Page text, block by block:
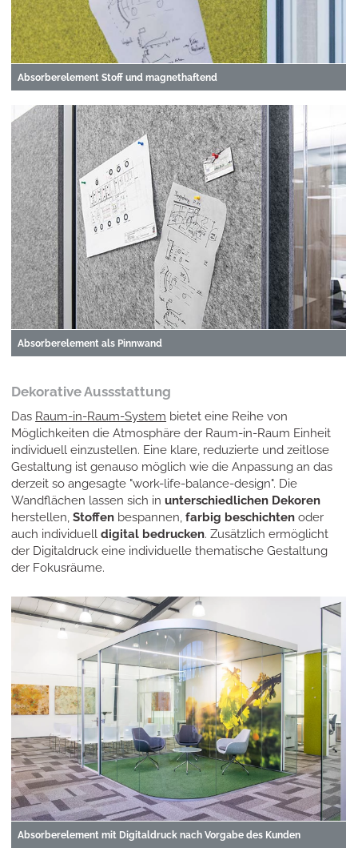
Absorberelement Stoff und magnethaftend
Absorberelement als Pinnwand
Dekorative Aussstattung
Das Raum-in-Raum-System bietet eine Reihe von
Möglichkeiten die Atmosphäre der Raum-in-Raum Einheit
individuell einzustellen. Eine klare, reduzierte und zeitlose
Gestaltung ist genauso möglich wie die Anpassung an das
derzeit so angesagte "work-life-balance-design". Die
Wandflächen lassen sich inunterschiedlichen Dekoren
herstellen,Stoffen bespannen,farbig beschichten oder
auch individuelldigital bedrucken. Zusätzlich ermöglicht
der Digitaldruck eine individuelle thematische Gestaltung
der Fokusräume.
Absorberelement mit Digitaldruck nach Vorgabe des Kunden